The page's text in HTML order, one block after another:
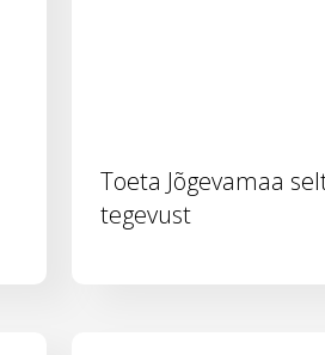
Toeta Jõgevamaa
tegevust